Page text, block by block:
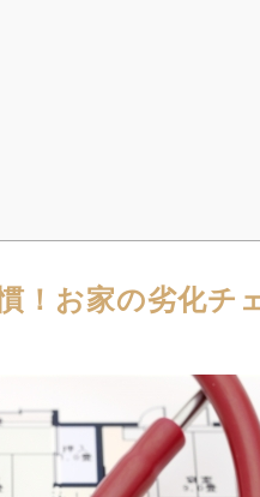
！お家の劣化チ